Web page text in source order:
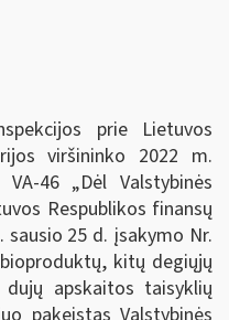
prie Lietuvos
viršininko 2022 m.
46 „Dėl Valstybinės
Respublikos finansų
25 d. įsakymo Nr.
kitų degiųjų
apskaitos taisyklių